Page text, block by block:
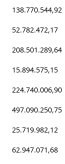
138.770.544,92
52.782.472,17
208.501.289,64
15.894.575,15
224.740.006,90
497.090.250,75
25.719.982,12
62.947.071,68